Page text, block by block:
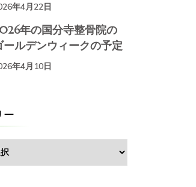
年4月22日
年の国分寺整骨院の
ールデンウィークの予定
年4月10日
ー